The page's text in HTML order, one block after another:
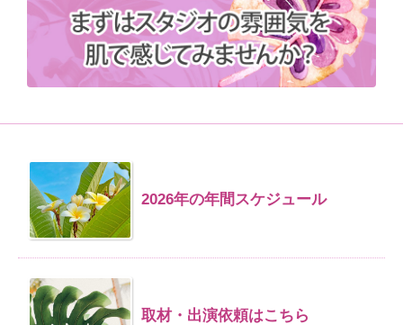
2026年の年間スケジュール
取材・出演依頼はこちら